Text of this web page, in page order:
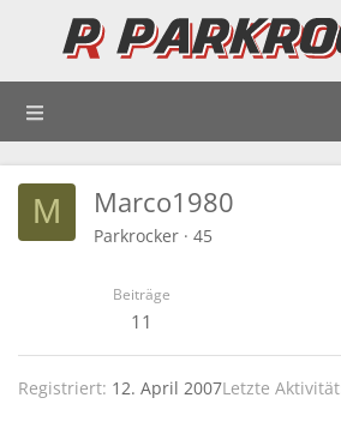
M Marco1980
Parkrocker · 45
Beiträge
11
Registriert 12. April 2007Letzte Aktivität